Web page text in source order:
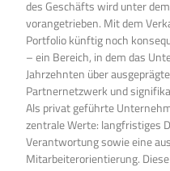
des Geschäfts wird unter
vorangetrieben. Mit dem
Portfolio künftig noch
– ein Bereich, in dem das
Jahrzehnten über
Partnernetzwerk und
Als privat geführte
zentrale Werte: langfristiges
Verantwortung sowie eine
Mitarbeiterorientierung.